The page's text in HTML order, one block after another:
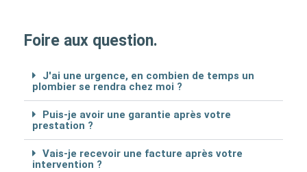
Foire aux question.
J'ai une urgence, en combien de temps un
plombier se rendra chez moi ?
Puis-je avoir une garantie après votre
prestation ?
Vais-je recevoir une facture après votre
intervention ?